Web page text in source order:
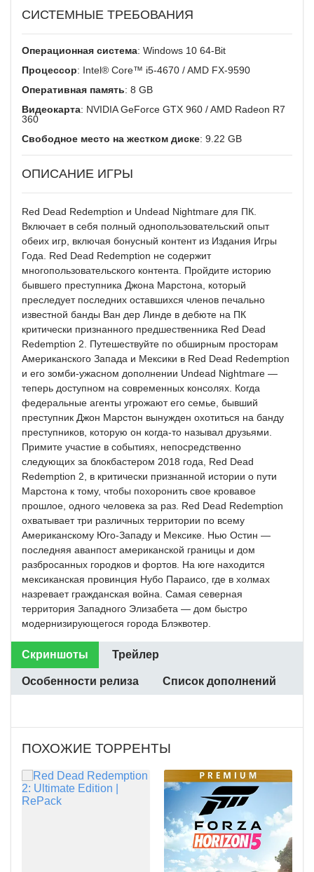
СИСТЕМНЫЕ ТРЕБОВАНИЯ
Операционная система: Windows 10 64-Bit
Процессор: Intel® Core™ i5-4670 / AMD FX-9590
Оперативная память: 8 GB
Видеокарта: NVIDIA GeForce GTX 960 / AMD Radeon R7
360
Свободное место на жестком диске: 9.22 GB
ОПИСАНИЕ ИГРЫ
Red Dead Redemption и Undead Nightmare для ПК.
Включает в себя полный однопользовательский опыт
обеих игр, включая бонусный контент из Издания Игры
Года. Red Dead Redemption не содержит
многопользовательского контента. Пройдите историю
бывшего преступника Джона Марстона, который
преследует последних оставшихся членов печально
известной банды Ван дер Линде в дебюте на ПК
критически признанного предшественника Red Dead
Redemption 2. Путешествуйте по обширным просторам
Американского Запада и Мексики в Red Dead Redemption
и его зомби-ужасном дополнении Undead Nightmare —
теперь доступном на современных консолях. Когда
федеральные агенты угрожают его семье, бывший
преступник Джон Марстон вынужден охотиться на банду
преступников, которую он когда-то называл друзьями.
Примите участие в событиях, непосредственно
следующих за блокбастером 2018 года, Red Dead
Redemption 2, в критически признанной истории о пути
Марстона к тому, чтобы похоронить свое кровавое
прошлое, одного человека за раз. Red Dead Redemption
охватывает три различных территории по всему
Американскому Юго-Западу и Мексике. Нью Остин —
последняя аванпост американской границы и дом
разбросанных городков и фортов. На юге находится
мексиканская провинция Нубо Параисо, где в холмах
назревает гражданская война. Самая северная
территория Западного Элизабета — дом быстро
модернизирующегося города Блэквотер.
Скриншоты Трейлер
Особенности релиза Список дополнений
ПОХОЖИЕ ТОРРЕНТЫ